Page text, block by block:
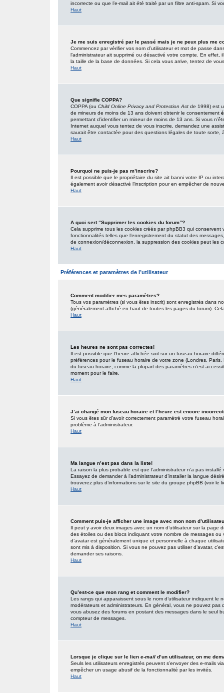
incorrecte ou que l’e-mail ait été traité par un filtre anti-spam. Si
Haut
Je me suis enregistré par le passé mais je ne peux plus me
Commencez par vérifier vos nom d’utilisateur et mot de passe
l’administrateur ait supprimé ou désactivé votre compte. En
la taille de la base de données. Si cela vous arrive, tentez de
Haut
Que signifie COPPA?
COPPA (ou Child Online Privacy and Protection Act de 1998) est
de mineurs de moins de 13 ans doivent obtenir le consentement
permettant d’identifier un mineur de moins de 13 ans. Si vous
Internet auquel vous tentez de vous inscrire, demandez une
saurait être contactée pour des questions légales de toute sorte,
Haut
Pourquoi ne puis-je pas m’inscrire?
Il est possible que le propriétaire du site ait banni votre IP ou
également avoir désactivé l’inscription pour en empêcher de
Haut
A quoi sert “Supprimer les cookies du forum”?
Cela supprime tous les cookies créés par phpBB3 qui
fonctionnalités telles que l’enregistrement du statut des
de connexion/déconnexion, la suppression des cookies peut les
Haut
Préférences et paramètres de l’utilisateur
Comment modifier mes paramètres?
Tous vos paramètres (si vous êtes inscrit) sont enregistrés dans
(généralement affiché en haut de toutes les pages du forum).
Haut
Les heures ne sont pas correctes!
Il est possible que l’heure affichée soit sur un fuseau horaire
préférences pour le fuseau horaire de votre zone (Londres,
du fuseau horaire, comme la plupart des paramètres n’est
moment pour le faire.
Haut
J’ai changé mon fuseau horaire et l’heure est encore
Si vous êtes sûr d’avoir correctement paramétré votre fuseau
problème à l’administrateur.
Haut
Ma langue n’est pas dans la liste!
La raison la plus probable est que l’administrateur n’a pas
Essayez de demander à l’administrateur d’installer la langue
trouverez plus d’informations sur le site du groupe phpBB (voir le
Haut
Comment puis-je afficher une image avec mon nom
Il peut y avoir deux images avec un nom d’utilisateur sur la
des étoiles ou des blocs indiquant votre nombre de messages
d’avatar est généralement unique et personnelle à chaque
sont mis à disposition. Si vous ne pouvez pas utiliser d’avatar,
demander ses raisons.
Haut
Qu’est-ce que mon rang et comment le modifier?
Les rangs qui apparaissent sous le nom d’utilisateur indiquent
modérateurs et administrateurs. En général, vous ne pouvez pas
vous abusez des forums en postant des messages dans le seul
compteur de messages.
Haut
Lorsque je clique sur le lien e-mail d’un utilisateur, on me
Seuls les utilisateurs enregistrés peuvent s’envoyer des e-mails
empêcher un usage abusif de la fonctionnalité par les invités.
Haut